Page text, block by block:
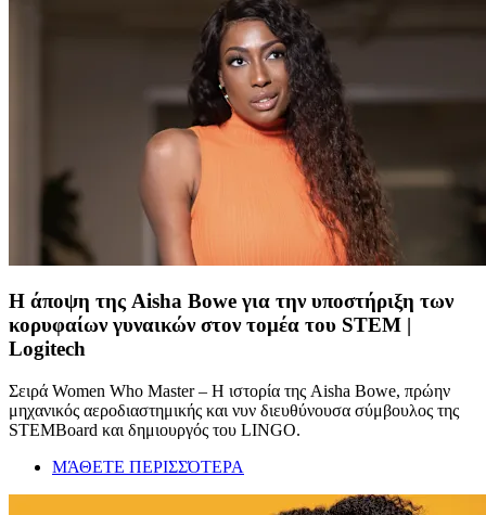
Η άποψη της Aisha Bowe για την υποστήριξη των
κορυφαίων γυναικών στον τομέα του STEM |
Logitech
Σειρά Women Who Master – Η ιστορία της Aisha Bowe, πρώην
μηχανικός αεροδιαστημικής και νυν διευθύνουσα σύμβουλος της
STEMBoard και δημιουργός του LINGO.
ΜΆΘΕΤΕ ΠΕΡΙΣΣΌΤΕΡΑ